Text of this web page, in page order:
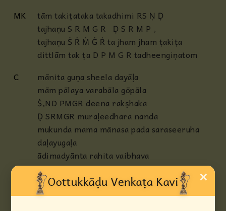
MK
tām takiṭataka takadhimi RS Ṇ Ḍ
tajhaṇu S R M G R Ḍ S R M P ,
tajhaṇu Ṡ Ṙ Ṁ Ġ Ṙ ta jham jham ṭakiṭa
dittlām tak ṭa D P M G R tadheengiṇatom
C
mānita guṇa sheela dayāḷa
mām pālaya varabāla gōpāla
Ṡ,ND PMGR deena rakṣhaka
Ḍ SRMGR muraḷeedhara nanda
mukunda mama mānasa pada saraseeruha
daḷayugaḷa
ādimadyānta rahita vaibhava
ananta kalyāṇa guṇa mama rakṣhaka
takiṭa dhrumita taka taka dhimi dheemtaka
×